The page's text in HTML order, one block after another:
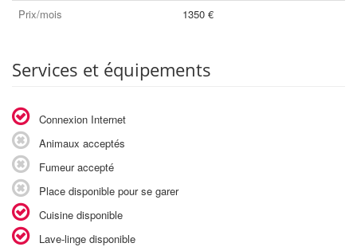
Prix/mois
1350 €
Services et équipements
Connexion Internet
Animaux acceptés
Fumeur accepté
Place disponible pour se garer
Cuisine disponible
Lave-linge disponible